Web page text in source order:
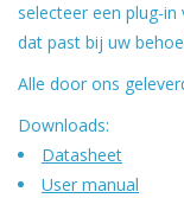
selecteer een plug-
dat past bij uw
Alle door ons
Downloads:
Datasheet
User manual